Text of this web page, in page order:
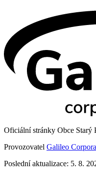
Oficiální stránky Obce Starý
Provozovatel Galileo
Poslední aktualizace: 5. 8.